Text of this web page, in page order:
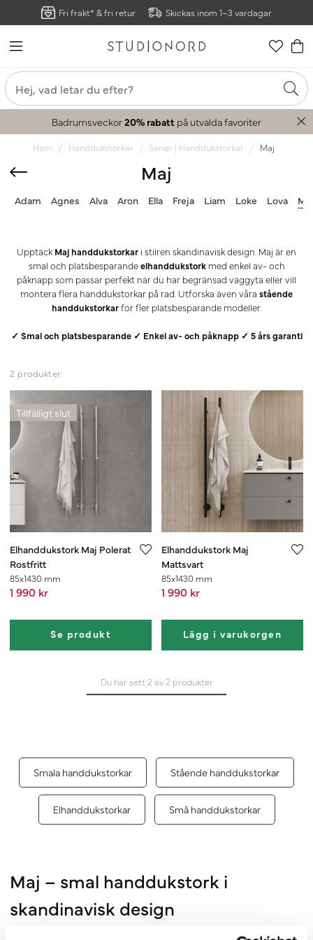
Fri frakt* & fri retur Skickas inom 1–3 vardagar
Badrumsveckor20% rabatt på utvalda favoriter
Hem Handdukstorkar Serier | Handdukstorkar Maj
Maj
Adam Agnes Alva Aron Ella Freja Liam Loke Lova Maj
Upptäck Maj handdukstorkar i stilren skandinavisk design. Maj är en
smal och platsbesparandeelhanddukstorkmed enkel av- och
påknapp som passar perfekt när du har begränsad väggyta eller vill
montera flera handdukstorkar på rad. Utforska även våra stående
handdukstorkarför fler platsbesparande modeller.
✓ Smal och platsbesparande ✓ Enkel av- och påknapp ✓ 5 års garanti
2 produkter
Tillfälligt slut
Elhanddukstork Maj Polerat
Rostfritt
85x1430 mm
1 990 kr
Se produkt
Elhanddukstork Maj
Mattsvart
85x1430 mm
1 990 kr
Lägg i varukorgen
Du har sett 2 av 2 produkter
Smala handdukstorkar Stående handdukstorkar
Elhanddukstorkar Små handdukstorkar
Maj – smal handdukstork i
skandinavisk design